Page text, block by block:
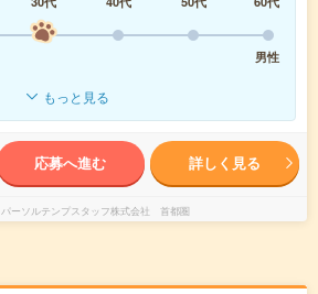
男性
もっと見る
応募へ進む 詳しく見る
パーソルテンプスタッフ株式会社 首都圏